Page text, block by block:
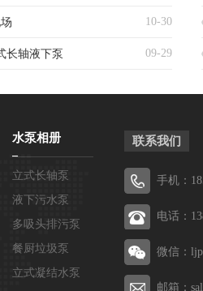
10-30
09-29
长轴液下泵
水泵相册
立式长轴泵
液下污水泵
多吸头排污泵
餐厨垃圾泵
立式凝结水泵
联系我们
手机：
电话：
微信：
邮箱：